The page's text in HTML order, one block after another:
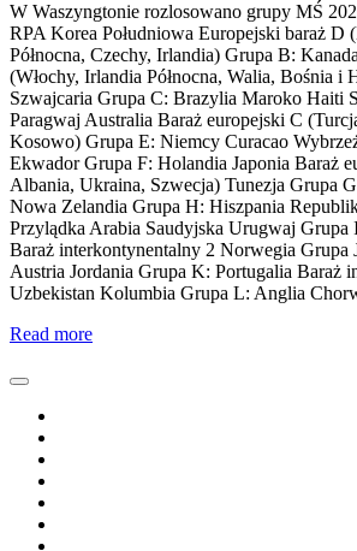
W Waszyngtonie rozlosowano grupy MŚ
RPA Korea Południowa Europejski baraż D
Północna, Czechy, Irlandia) Grupa B:
(Włochy, Irlandia Północna, Walia, Bośnia i
Szwajcaria Grupa C: Brazylia Maroko Haiti
Paragwaj Australia Baraż europejski C
Kosowo) Grupa E: Niemcy Curacao
Ekwador Grupa F: Holandia Japonia Baraż
Albania, Ukraina, Szwecja) Tunezja Grupa
Nowa Zelandia Grupa H: Hiszpania
Przylądka Arabia Saudyjska Urugwaj Grupa
Baraż interkontynentalny 2 Norwegia Grupa
Austria Jordania Grupa K: Portugalia Baraż
Uzbekistan Kolumbia Grupa L: Anglia
Read more